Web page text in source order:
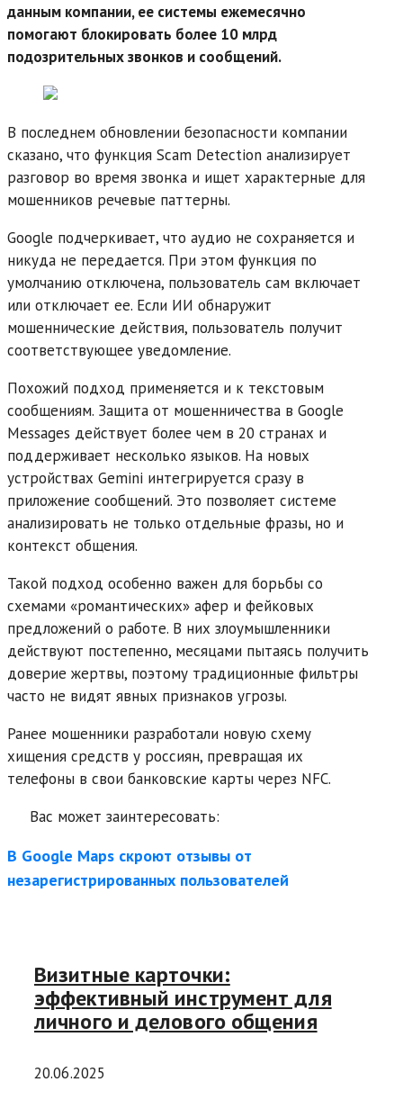
данным компании, ее системы ежемесячно
помогают блокировать более 10 млрд
подозрительных звонков и сообщений.
В последнем обновлении безопасности компании
сказано, что функция Scam Detection анализирует
разговор во время звонка и ищет характерные для
мошенников речевые паттерны.
Google подчеркивает, что аудио не сохраняется и
никуда не передается. При этом функция по
умолчанию отключена, пользователь сам включает
или отключает ее. Если ИИ обнаружит
мошеннические действия, пользователь получит
соответствующее уведомление.
Похожий подход применяется и к текстовым
сообщениям. Защита от мошенничества в Google
Messages действует более чем в 20 странах и
поддерживает несколько языков. На новых
устройствах Gemini интегрируется сразу в
приложение сообщений. Это позволяет системе
анализировать не только отдельные фразы, но и
контекст общения.
Такой подход особенно важен для борьбы со
схемами «романтических» афер и фейковых
предложений о работе. В них злоумышленники
действуют постепенно, месяцами пытаясь получить
доверие жертвы, поэтому традиционные фильтры
часто не видят явных признаков угрозы.
Ранее мошенники разработали новую схему
хищения средств у россиян, превращая их
телефоны в свои банковские карты через NFC.
Вас может заинтересовать:
В Google Maps скроют отзывы от
незарегистрированных пользователей
Визитные карточки:
эффективный инструмент для
личного и делового общения
20.06.2025